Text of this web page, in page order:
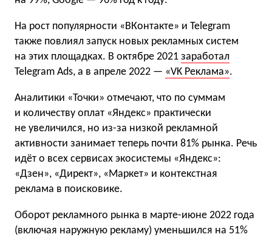
На рост популярности «ВКонтакте» и Telegram
также повлиял запуск новых рекламных систем
на этих площадках. В октябре 2021 заработал
Telegram Ads, а в апреле 2022 — «VK Реклама».
Аналитики «Точки» отмечают, что по суммам
и количеству оплат «Яндекс» практически
не увеличился, но из-за низкой рекламной
активности занимает теперь почти 81% рынка. Речь
идёт о всех сервисах экосистемы «Яндекс»:
«Дзен», «Директ», «Маркет» и контекстная
реклама в поисковике.
Оборот рекламного рынка в марте-июне 2022 года
(включая наружную рекламу) уменьшился на 51%